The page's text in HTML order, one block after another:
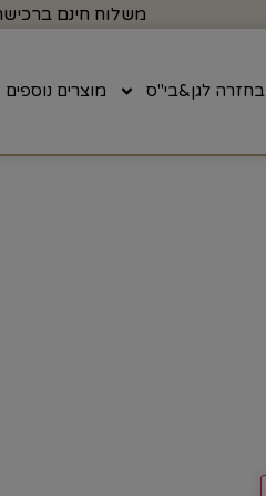
משלוח חינם ברכישה
בחזרה לגן&בי"ס מוצרים נוספים